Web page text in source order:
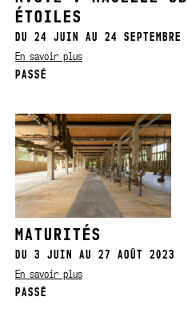
ÉTOILES
DU 24 JUIN AU 24 SEPTEMBRE
En savoir plus
PASSÉ
MATURITÉS
DU 3 JUIN AU 27 AOÛT 2023
En savoir plus
PASSÉ